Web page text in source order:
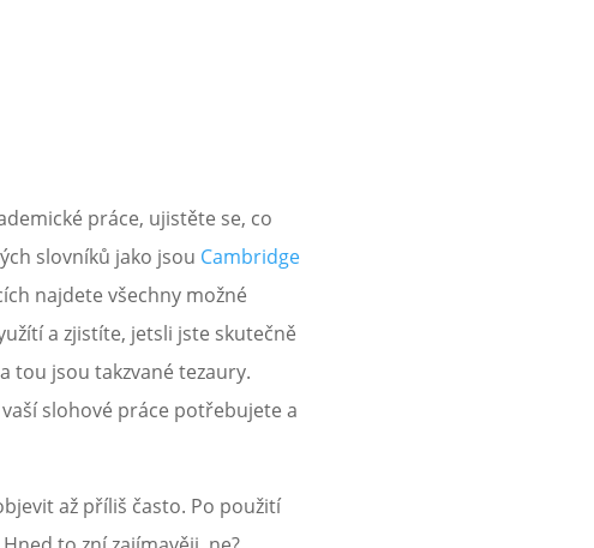
práce, ujistěte se, co
slovníků jako jsou Cambridge
najdete všechny možné
a zjistíte, jetsli jste skutečně
tou jsou takzvané tezaury.
slohové práce potřebujete a
až příliš často. Po použití